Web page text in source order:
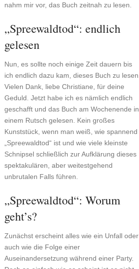
nahm mir vor, das Buch zeitnah zu lesen.
„Spreewaldtod“: endlich
gelesen
Nun, es sollte noch einige Zeit dauern bis
ich endlich dazu kam, dieses Buch zu lesen.
Vielen Dank, liebe Christiane, für deine
Geduld. Jetzt habe ich es nämlich endlich
geschafft und das Buch am Wochenende in
einem Rutsch gelesen. Kein großes
Kunststück, wenn man weiß, wie spannend
„Spreewaldtod“ ist und wie viele kleinste
Schnipsel schließlich zur Aufklärung dieses
spektakulären, aber weitestgehend
unbrutalen Falls führen.
„Spreewaldtod“: Worum
geht’s?
Zunächst erscheint alles wie ein Unfall oder
auch wie die Folge einer
Auseinandersetzung während einer Party.